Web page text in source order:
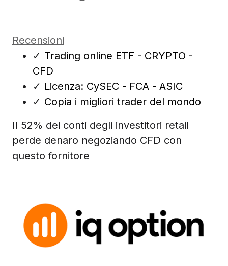
Recensioni
✓ Trading online ETF - CRYPTO -
CFD
✓ Licenza: CySEC - FCA - ASIC
✓ Copia i migliori trader del mondo
Il 52% dei conti degli investitori retail
perde denaro negoziando CFD con
questo fornitore